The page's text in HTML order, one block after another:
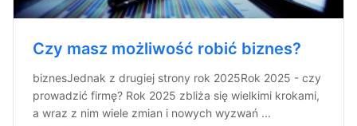
Czy masz możliwość robić biznes?
biznesJednak z drugiej strony rok 2025Rok 2025 - czy
prowadzić firmę? Rok 2025 zbliża się wielkimi krokami,
a wraz z nim wiele zmian i nowych wyzwań ...